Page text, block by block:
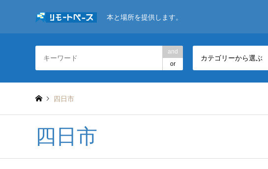
本と場所を提供します。
and
or
カテゴリーから選ぶ
四日市
四日市